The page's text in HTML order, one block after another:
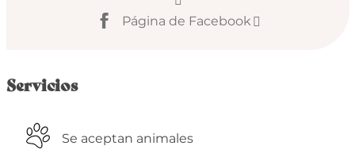
Página de Facebook
Servicios
Se aceptan animales